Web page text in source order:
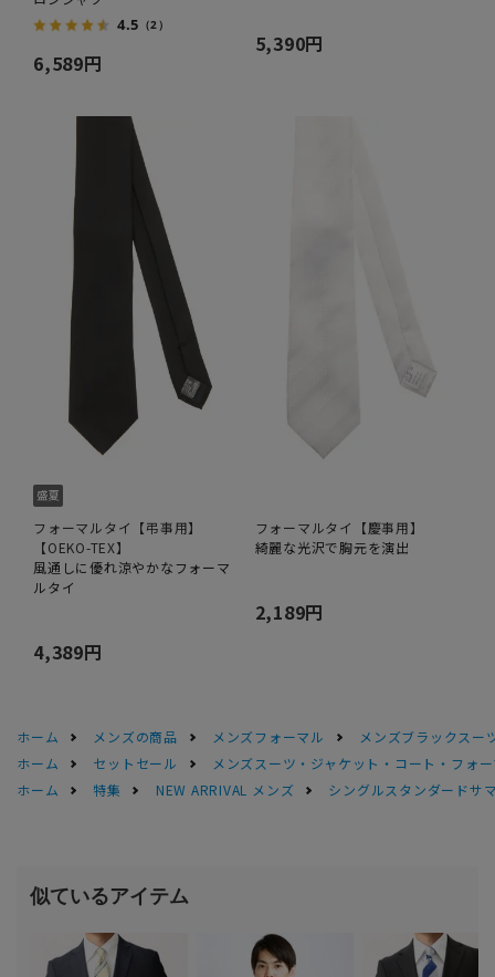
4.5 （2）
6,589円
5,390円
フォーマルタイ【弔事用】
【OEKO-TEX】
風通しに優れ涼やかなフォーマ
ルタイ
4,389円
フォーマルタイ【慶事用】
綺麗な光沢で胸元を演出
2,189円
ホーム メンズの商品 メンズフォーマル
メンズブラックスー
ホーム
セットセール
メンズスーツ・ジャケット・コート・フォ
ホーム
特集 NEW ARRIVAL メンズ シングルスタンダードサ